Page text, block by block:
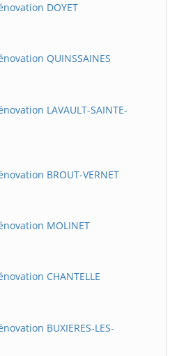
DOYET
QUINSSAINES
LAVAULT-SAINTE-
BROUT-VERNET
MOLINET
CHANTELLE
BUXIERES-LES-